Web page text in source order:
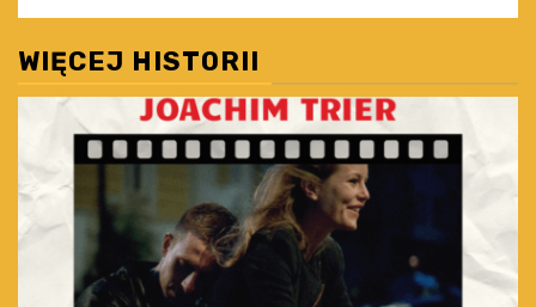
WIĘCEJ HISTORII